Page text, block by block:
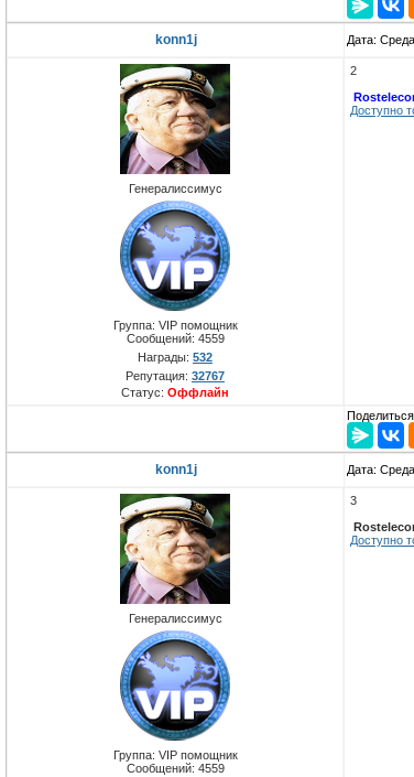
konn1j Дата:
Генералиссимус
Группа: VIP помощник
Сообщений: 4559
Награды: 532
Репутация: 32767
Статус: Оффлайн
2
Доступно
konn1j Дата:
Генералиссимус
Группа: VIP помощник
Сообщений: 4559
3
Доступно